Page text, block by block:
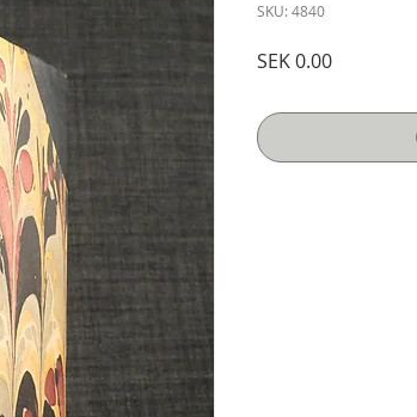
SKU: 4840
SEK 0.00Price